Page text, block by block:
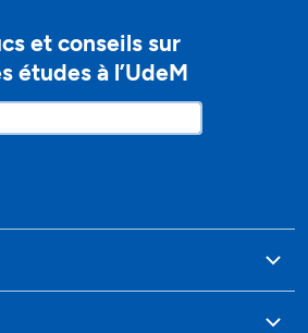
et conseils sur
études à l’UdeM